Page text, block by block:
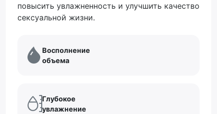
повысить увлажненность и улучшить качество
сексуальной жизни.
Восполнение
объема
Глубокое
увлажнение